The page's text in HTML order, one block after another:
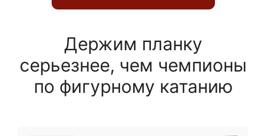
Держим планку
серьезнее, чем чемпионы
по фигурному катанию